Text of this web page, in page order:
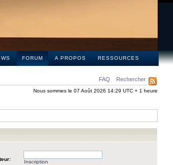
FORUM A PROPOS RESSOURCES
FAQ Rechercher
Nous sommes le 07 Août 2026 14:29 UTC + 1 heure
Inscription